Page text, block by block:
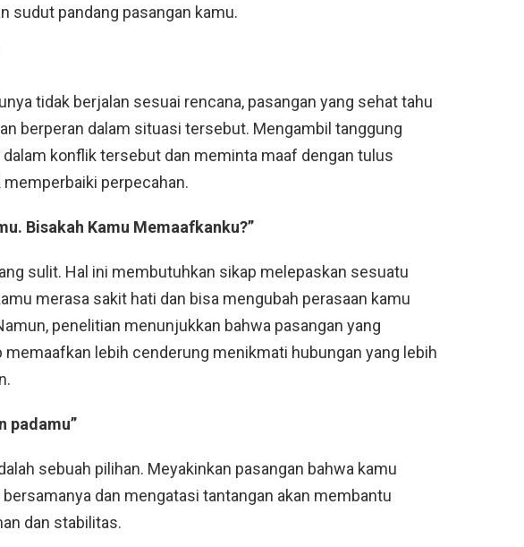
sudut pandang pasangan kamu.
tidak berjalan sesuai rencana, pasangan yang sehat tahu
berperan dalam situasi tersebut. Mengambil tanggung
dalam konflik tersebut dan meminta maaf dengan tulus
perpecahan.
Bisakah Kamu Memaafkanku?”
sulit. Hal ini membutuhkan sikap melepaskan sesuatu
merasa sakit hati dan bisa mengubah perasaan kamu
penelitian menunjukkan bahwa pasangan yang
lebih cenderung menikmati hubungan yang lebih
padamu”
sebuah pilihan. Meyakinkan pasangan bahwa kamu
dan mengatasi tantangan akan membantu
dan stabilitas.